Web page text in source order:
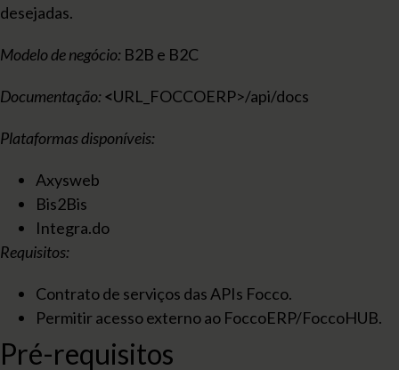
desejadas.
Modelo de negócio: B2B e B2C
Documentação:<URL_FOCCOERP>/api/docs
Plataformas disponíveis:
Axysweb
Bis2Bis
Integra.do
Requisitos:
Contrato de serviços das APIs Focco.
Permitir acesso externo ao FoccoERP/FoccoHUB.
Pré-requisitos